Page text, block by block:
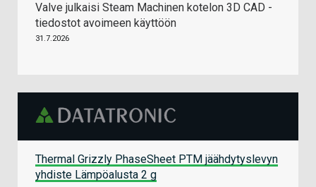
Valve julkaisi Steam Machinen kotelon 3D CAD -
tiedostot avoimeen käyttöön
31.7.2026
Thermal Grizzly PhaseSheet PTM jäähdytyslevyn
yhdiste Lämpöalusta 2 g